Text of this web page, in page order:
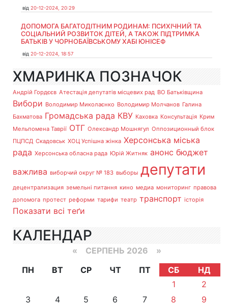
від 20-12-2024, 20:29
ДОПОМОГА БАГАТОДІТНИМ РОДИНАМ: ПСИХІЧНИЙ ТА
СОЦІАЛЬНИЙ РОЗВИТОК ДІТЕЙ, А ТАКОЖ ПІДТРИМКА
БАТЬКІВ У ЧОРНОБАЇВСЬКОМУ ХАБІ ЮНІСЕФ
від 20-12-2024, 18:57
ХМАРИНКА ПОЗНАЧОК
Андрій Гордєєв Атестація депутатів місцевих рад ВО Батьківщина
Вибори Володимир Миколаєнко Володимир Молчанов Галина
Бахматова Громадська рада КВУ Каховка Консультація Крим
Мельпомена Таврії ОТГ Олександр Мошнягул Оппозиционный блок
ПЦПСД Скадовськ ХОЦ Успішна жінка Херсонська міська
рада Херсонська обласна рада Юрій Житняк анонс бюджет
важлива виборчий округ № 183 выборы депутати
децентрализация земельні питання кино медиа мониторинг правова
допомога протест реформи тарифи театр транспорт історія
Показати всі теґи
КАЛЕНДАР
« СЕРПЕНЬ 2026 »
ПН
ВТ СР ЧТ ПТ СБ
НД
1
2
3
4 5 6 7 8
9